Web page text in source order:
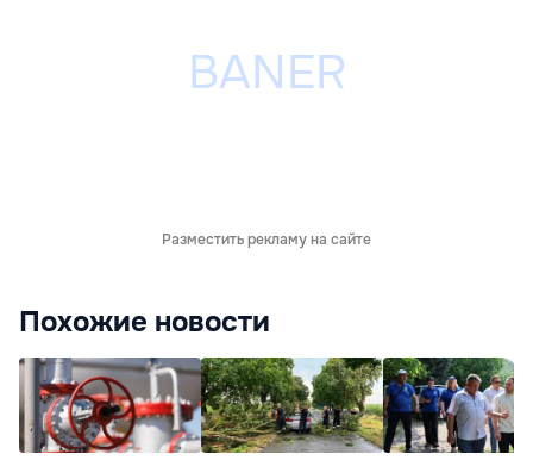
Разместить рекламу на сайте
Похожие новости